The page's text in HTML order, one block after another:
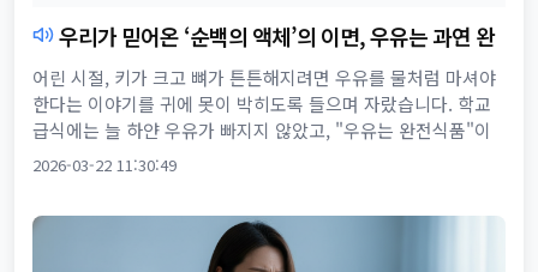
우리가 믿어온 ‘순백의 액체’의 이면, 우유는 과연 완
전식품일까요?
어린 시절, 키가 크고 뼈가 튼튼해지려면 우유를 물처럼 마셔야
한다는 이야기를 귀에 못이 박히도록 들으며 자랐습니다. 학교
급식에는 늘 하얀 우유가 빠지지 않았고, "우유는 완전식품"이
라는 문구는 마치 불변의 진리처럼 우리 뇌리에 깊이 각인되어
2026-03-22 11:30:49